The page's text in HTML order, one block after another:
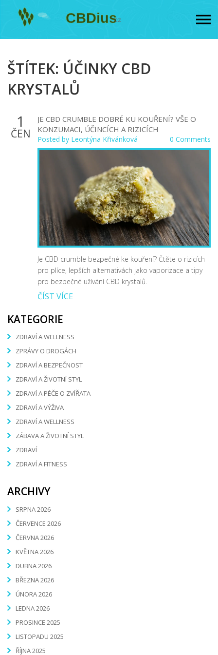
ŠTÍTEK: ÚČINKY CBD
KRYSTALŮ
1
ČEN
JE CBD CRUMBLE DOBRÉ KU KOUŘENÍ? VŠE O
KONZUMACI, ÚČINCÍCH A RIZICÍCH
Posted by Leontýna Křivánková 0 Comments
Je CBD crumble bezpečné ke kouření? Čtěte o rizicích
pro plíce, lepších alternativách jako vaporizace a tipy
pro bezpečné užívání CBD krystalů.
ČÍST VÍCE
KATEGORIE
ZDRAVÍ A WELLNESS
ZPRÁVY O DROGÁCH
ZDRAVÍ A BEZPEČNOST
ZDRAVÍ A ŽIVOTNÍ STYL
ZDRAVÍ A PÉČE O ZVÍŘATA
ZDRAVÍ A VÝŽIVA
ZDRAVÍ A WELLNESS
ZÁBAVA A ŽIVOTNÍ STYL
ZDRAVÍ
ZDRAVÍ A FITNESS
ARCHIVY
SRPNA 2026
ČERVENCE 2026
ČERVNA 2026
KVĚTNA 2026
DUBNA 2026
BŘEZNA 2026
ÚNORA 2026
LEDNA 2026
PROSINCE 2025
LISTOPADU 2025
ŘÍJNA 2025